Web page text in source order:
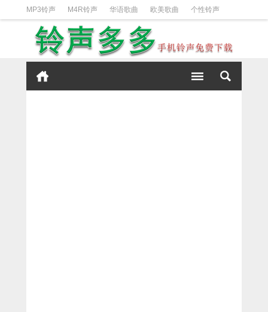
MP3铃声 M4R铃声 华语歌曲 欧美歌曲 个性铃声
日韩歌曲 动漫铃声 DJ铃声 短信铃声
iPhone铃声设置方法